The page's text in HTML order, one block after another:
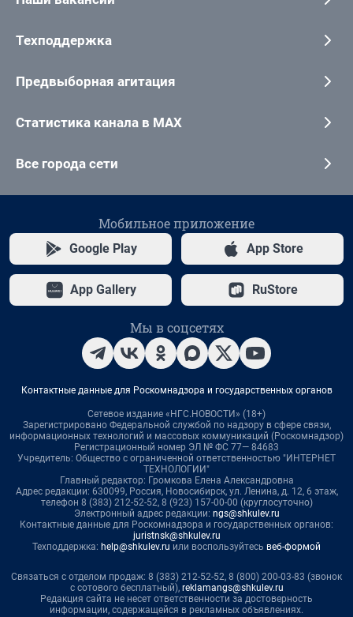
Техподдержка
Предвыборная агитация
Статистика канала в MAX
Все города сети
Мобильное приложение
Google Play App Store
App Gallery RuStore
Мы в соцсетях
Контактные данные для Роскомнадзора и государственных органов
Сетевое издание «НГС.НОВОСТИ» (18+)
Зарегистрировано Федеральной службой по надзору в сфере связи,
информационных технологий и массовых коммуникаций (Роскомнадзор)
Регистрационный номер ЭЛ № ФС 77— 84683
Учредитель: Общество с ограниченной ответственностью "ИНТЕРНЕТ
ТЕХНОЛОГИИ"
Главный редактор: Громкова Елена Александровна
Адрес редакции: 630099, Россия, Новосибирск, ул. Ленина, д. 12, 6 этаж,
телефон 8 (383) 212-52-52, 8 (923) 157-00-00 (круглосуточно)
Электронный адрес редакции: ngs@shkulev.ru
Контактные данные для Роскомнадзора и государственных органов:
juristnsk@shkulev.ru
Техподдержка: help@shkulev.ru или воспользуйтесь веб-формой
Связаться с отделом продаж: 8 (383) 212-52-52, 8 (800) 200-03-83 (звонок
с сотового бесплатный), reklamangs@shkulev.ru
Редакция сайта не несет ответственности за достоверность
информации, содержащейся в рекламных объявлениях.